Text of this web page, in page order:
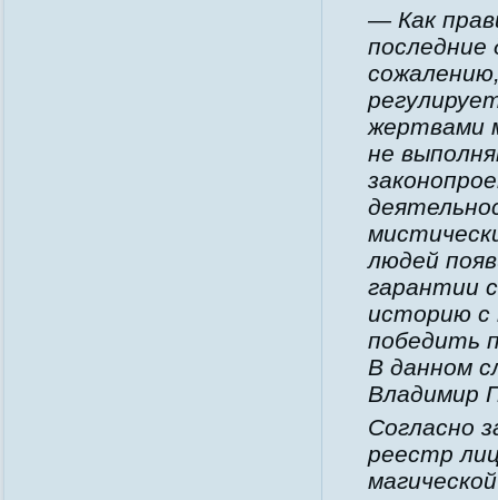
— Как
последние
жертвами
не
людей
гарантии
историю с
победить
В данном
Владимир
Согласно
реестр